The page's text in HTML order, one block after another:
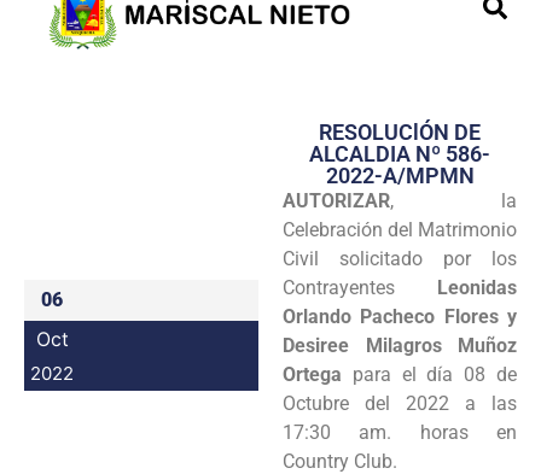
Transparencia
Seguridad
Programas
Intranet
06
Oct
2022
RESOLUClÓN DE
ALCALDIA Nº 586-
2022-A/MPMN
AUTORIZAR, la
Celebración del Matrimonio
Civil solicitado por los
Contrayentes Leonidas
Orlando Pacheco Flores y
Desiree Milagros Muñoz
Ortega para el día 08 de
Octubre del 2022 a las
17:30 am. horas en
Country Club.